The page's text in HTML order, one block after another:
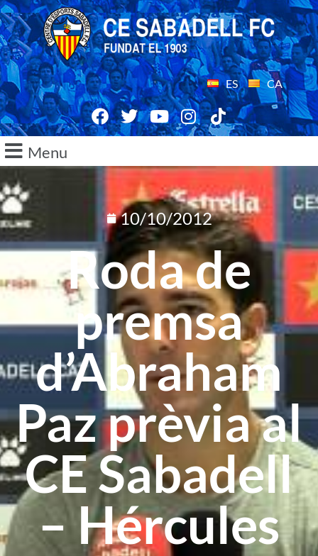
ES CA
Menu
10/10/2012
Roda de
premsa
d’Abraham
Paz prèvia al
CE Sabadell
– Hércules